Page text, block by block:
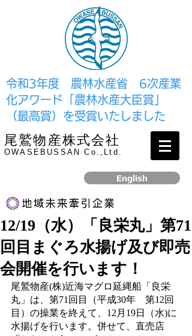
​令和3年度 農林水産省 6次産業
化アワード「農林水産大臣賞」
（最高賞）を受賞いたしました
尾鷲物産株式会社
OWASEBUSSAN Co.,Ltd.
English
リンク
​2017年12月、経済産業省より認定されました
12/19（水）「良栄丸」第71
回目まぐろ水揚げ及び即売
会開催を行います！
尾鷲物産(株)近海マグロ延縄船「良栄
丸」は、第71回目（平成30年　第12回
目）の操業を終えて、12月19日（水)に
水揚げを行います。併せて、直売店